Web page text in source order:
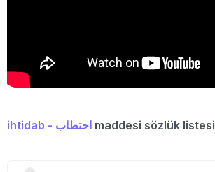
ihtidab - احتطاب maddesi sözlük listesi